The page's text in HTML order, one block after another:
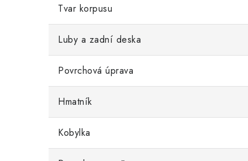
Tvar korpusu
Luby a zadní deska
Povrchová úprava
Hmatník
Kobylka